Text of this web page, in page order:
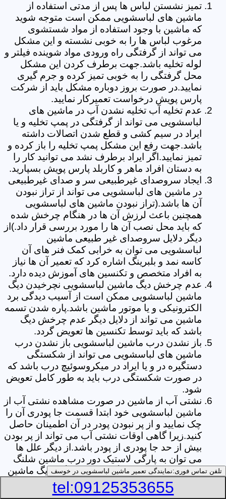
تمیز نشستن لباس ها پس از مدتی استفاده از
ماشین های لباسشویی ممکن است متوجه شوید
که ماشین با وجود استفاده از مواد شستشوی
مرغوب لباس ها را به خوبی نشسته و این مشکل
می تواند از گرفتگی راه ورودی مواد شوینده فیلتر و
لوله تخلیه باشد.جهت برطرف کردن این مشکل
محل گرفتگی را به خوبی تمیز کرده و جرم گیری
نمایید.در صورت بروز دوباره مشکل باید از شرکت
پارس پویش درخواست تعمیرکار نمایید.
عدم تخلیه آب تخلیه نشدن آب در ماشین های
لباسشویی می تواند از گرفتگی در پمپ تخلیه و یا
ایراد در سیم کشی و قطع شدن اتصالات داشته
باشد.جهت رفع این مشکل پمپ تخلیه را باز کرده و
تمیز نمایید.اگر ایراد برطرف نشد می توانید کار را
به دستان افراد ماهر و کاربلد پارس پویش بسپارید.
ایجاد سروصدای غیرطبیعی سر و صدای غیرطبیعی
در ماشین های لباسشویی می تواند از تراز نبودن
آن ها باشد.(تراز نبودن ماشین های لباسشویی
همچنین باعث لرزش آن ها در هنگام چرخش شده
که باید محل نصب آن ها را مورد بررسی قرار داد.)از
دیگر دلایل سروصدای غیر طبیعی ماشین
لباسشویی می توان به خرابی کمک فنر های آن
کاسه نمد و بلبرینگ اشاره کرد که تعمیر آن ها نیاز
به افراد متخصص و تکنسین های آموزش دیده دارد.
عدم چرخش دیگ ماشین لباسشویی نچرخیدن دیگ
ماشین لباسشویی ممکن است از آسیب دیدگی برد
الکترونیکی و یا موتور ماشین باشد.پاره شدن تسمه
ماشین می تواند از دلایل دیگر عدم چرخش دیگ
باشد که باید توسط تکنسین ها تعویض گردد.
باز نشدن درب ماشین لباسشویی باز نشدن درب
ماشین های لباسشویی می تواند از شکستگی
دستگیره در و یا ایراد در میکروسوئیچ درب باشد که
در صورت شکستگی درب باید به طور کامل تعویض
شود.
نشتی آب از ماشین در صورت مشاهده نشتی آب از
ماشین لباسشویی خود ابتدا قسمت جا پودری آن را
چک نمایید و از پر نبودن پودر در آن اطمینان حاصل
کنید.زیرا گاهی اوقات نشتی آب می تواند از پر بودن
بیش از حد جا پودری از پودر باشد.از دیگر علل ها
می توان به پارگی لاستیک دور درب ماشین شلنگ
تخلیه خرطومی زیر دیگ و یا شکستگی دیگ ماشین
های لباسشویی اشاره کرد.
خشک نکردن لباس ها یکی از بیشترین علل های
تلفن تماس فوری:نمایندگی تعمیر ماشین لباسشویی در خوسف
tel:09125353655